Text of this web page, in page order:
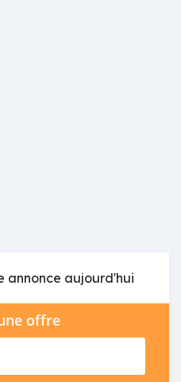
annonce aujourd'hui
offre